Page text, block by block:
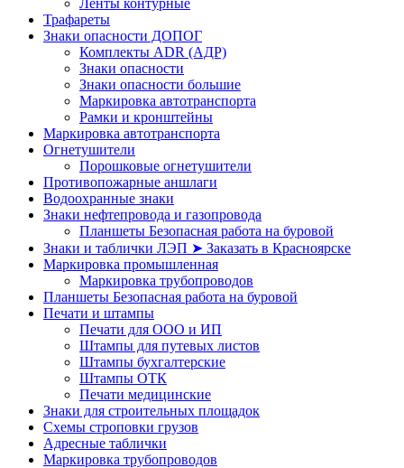
Ленты контурные
Трафареты
Знаки опасности ДОПОГ
Комплекты ADR (АДР)
Знаки опасности
Знаки опасности большие
Маркировка автотранспорта
Рамки и кронштейны
Маркировка автотранспорта
Огнетушители
Порошковые огнетушители
Противопожарные аншлаги
Водоохранные знаки
Знаки нефтепровода и газопровода
Планшеты Безопасная работа на буровой
Знаки и таблички ЛЭП ➤ Заказать в Красноярске
Маркировка промышленная
Маркировка трубопроводов
Планшеты Безопасная работа на буровой
Печати и штампы
Печати для ООО и ИП
Штампы для путевых листов
Штампы бухгалтерские
Штампы ОТК
Печати медицинские
Знаки для строительных площадок
Схемы строповки грузов
Адресные таблички
Маркировка трубопроводов